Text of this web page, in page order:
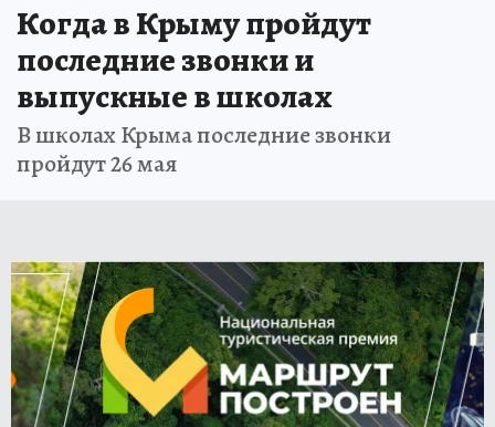
Когда в Крыму пройдут
последние звонки и
выпускные в школах
В школах Крыма последние звонки
пройдут 26 мая